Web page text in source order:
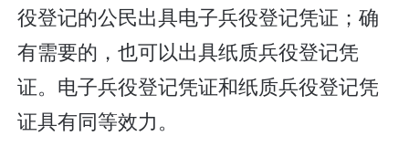
役登记的公民出具电子兵役登记凭证；确
有需要的，也可以出具纸质兵役登记凭
证。电子兵役登记凭证和纸质兵役登记凭
证具有同等效力。